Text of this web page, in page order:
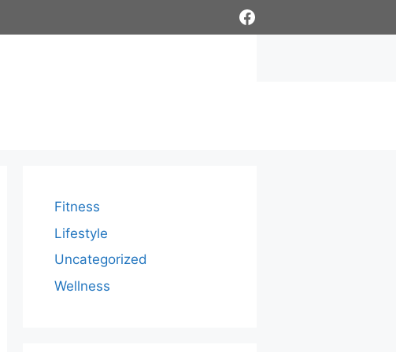
Facebook
Fitness
Lifestyle
Uncategorized
Wellness